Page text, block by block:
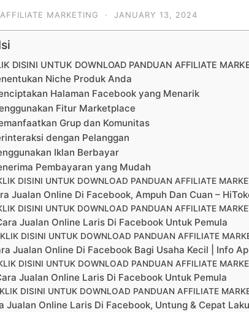
MARKETING · JANUARY 13, 2024
DISINI UNTUK DOWNLOAD PANDUAN AFFILIATE
Niche Produk Anda
Halaman Facebook yang Menarik
Fitur Marketplace
Grup dan Komunitas
dengan Pelanggan
Iklan Berbayar
Pembayaran yang Mudah
DISINI UNTUK DOWNLOAD PANDUAN AFFILIATE
Jualan Online Di Facebook, Ampuh Dan Cuan –
DISINI UNTUK DOWNLOAD PANDUAN AFFILIATE
Jualan Online Laris Di Facebook Untuk Pemula
KLIK DISINI UNTUK DOWNLOAD PANDUAN AFFILIATE
Jualan Online Di Facebook Bagi Usaha Kecil | Info
DISINI UNTUK DOWNLOAD PANDUAN AFFILIATE
Jualan Online Laris Di Facebook Untuk Pemula
KLIK DISINI UNTUK DOWNLOAD PANDUAN AFFILIATE
Jualan Online Laris Di Facebook, Untung & Cepat Laku